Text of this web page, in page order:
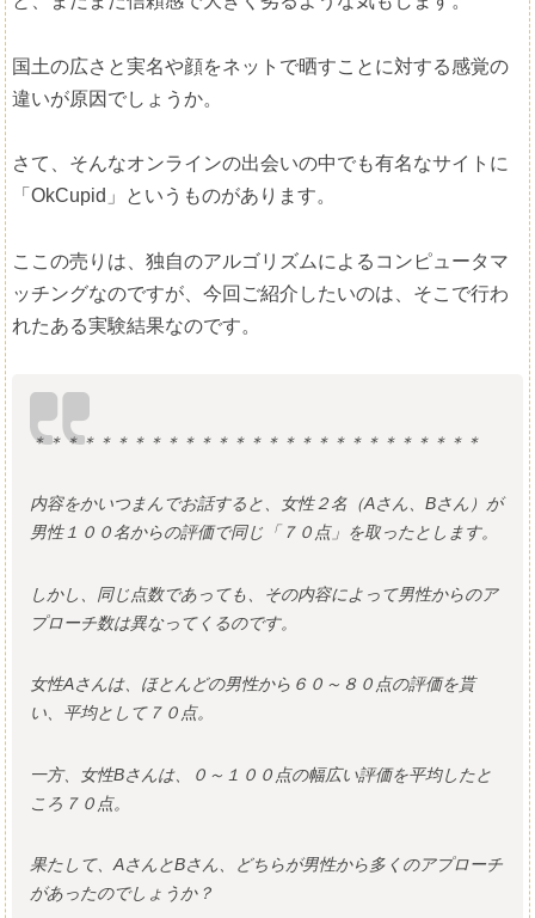
国土の広さと実名や顔をネットで晒すことに対する感覚の
違いが原因でしょうか。
さて、そんなオンラインの出会いの中でも有名なサイトに
「OkCupid」というものがあります。
ここの売りは、独自のアルゴリズムによるコンピュータマ
ッチングなのですが、今回ご紹介したいのは、そこで行わ
れたある実験結果なのです。
＊＊＊＊＊＊＊＊＊＊＊＊＊＊＊＊＊＊＊＊＊＊＊＊＊＊＊
内容をかいつまんでお話すると、女性２名（Aさん、Bさん）が
男性１００名からの評価で同じ「７０点」を取ったとします。
しかし、同じ点数であっても、その内容によって男性からのア
プローチ数は異なってくるのです。
女性Aさんは、ほとんどの男性から６０～８０点の評価を貰
い、平均として７０点。
一方、女性Bさんは、０～１００点の幅広い評価を平均したと
ころ７０点。
果たして、AさんとBさん、どちらが男性から多くのアプローチ
があったのでしょうか？